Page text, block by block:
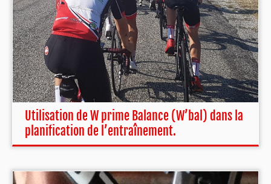
Utilisation de W prime Balance (W’bal) dans la
planification de l’entraînement.